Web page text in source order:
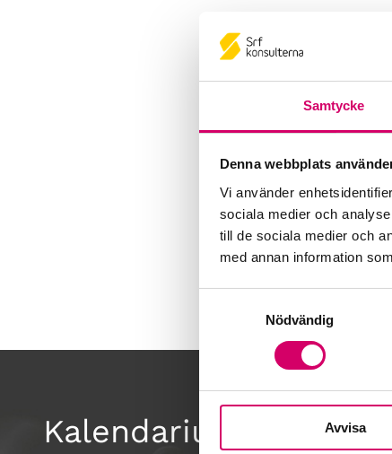
Samtycke
Denna webbplats
Vi använder
sociala medier och
till de sociala medier och
med annan information
Nödvändig
Avvisa
Kalendarium